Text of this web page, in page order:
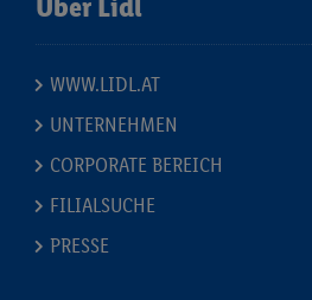
WWW.LIDL.AT
UNTERNEHMEN
CORPORATE BEREICH
FILIALSUCHE
PRESSE